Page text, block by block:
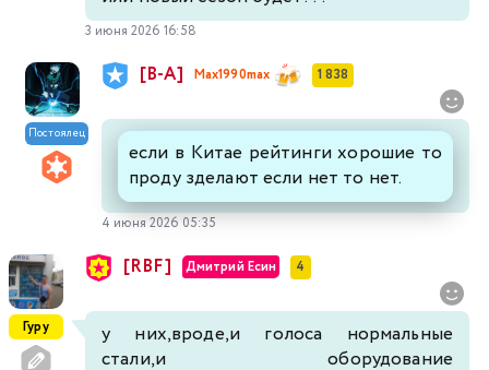
3 июня 2026 16:58
Постоялец
[В-А] Max1990max 1 838
если в Китае рейтинги хорошие то
проду зделают если нет то нет.
4 июня 2026 05:35
Гуру
[RBF] Дмитрий Есин 4
у них,вроде,и голоса нормальные
стали,и оборудование